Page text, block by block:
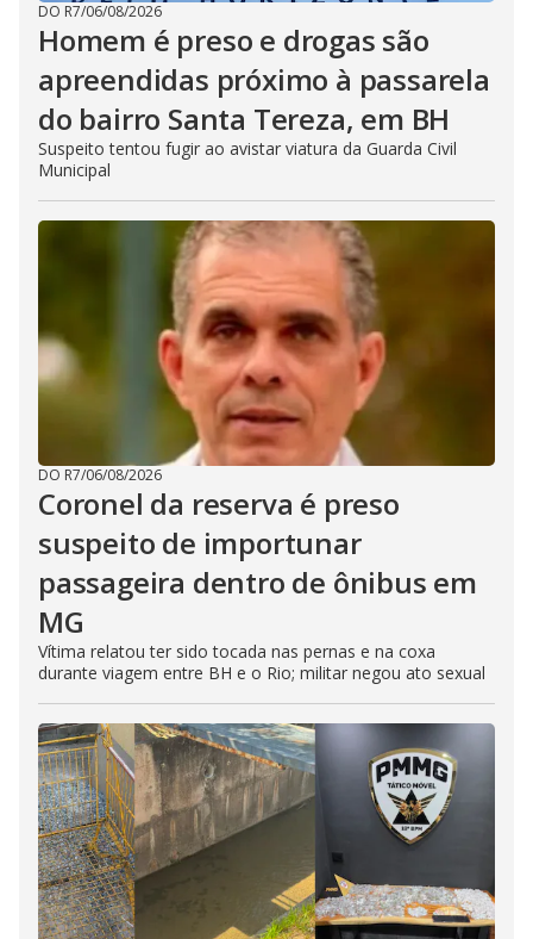
DO R7/06/08/2026
Homem é preso e drogas são
apreendidas próximo à passarela
do bairro Santa Tereza, em BH
Suspeito tentou fugir ao avistar viatura da Guarda Civil
Municipal
DO R7/06/08/2026
Coronel da reserva é preso
suspeito de importunar
passageira dentro de ônibus em
MG
Vítima relatou ter sido tocada nas pernas e na coxa
durante viagem entre BH e o Rio; militar negou ato sexual